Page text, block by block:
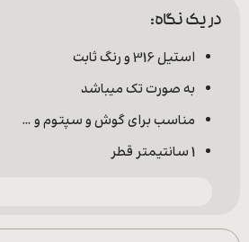
در یک نگاه:
استیل 316 و رنگ ثابت
به صورت تک میباشد
مناسب برای گوش و سپتوم و …
1 سانتیمتر قطر